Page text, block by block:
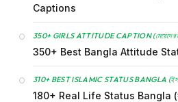
Captions
350+ GIRLS ATTITUDE CAPTION (মেয়েদের
350+ Best Bangla Attitude Status
310+ BEST ISLAMIC STATUS BANGLA
180+ Real Life Status Bangla